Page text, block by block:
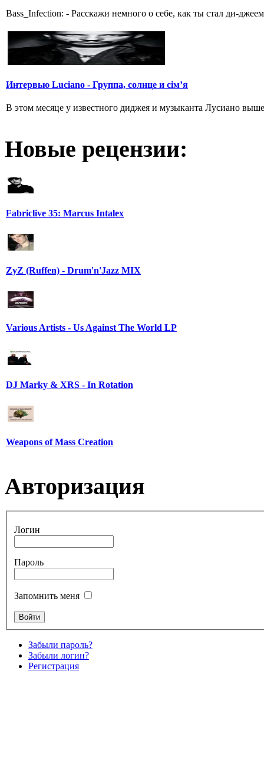
Bass_Infection: - Расскажи немного о себе, как ты стал ди-
Интервью Luciano - Группа, солнце и сім’я
В этом месяце у известного диджея и музыканта Лусиано
Новые рецензии:
Fabriclive 35: Marcus Intalex
ZyZ (Ruffen) - Drum'n'Jazz MIX
Various Artists - Us Against The World LP
DJ Marky & XRS - In Rotation
Weapons of Mass Creation
Авторизация
Логин
Пароль
Запомнить меня
Забыли пароль?
Забыли логин?
Регистрация